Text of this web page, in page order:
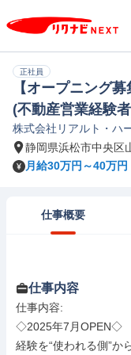
正社員
【オープニング
(不動産営業経験
株式会社リアルト・ハ
静岡県浜松市中央区
月給30万円～40万円
仕事概要
仕事内容
仕事内容:
◇2025年7月OPEN◇
経験を“使われる側”か